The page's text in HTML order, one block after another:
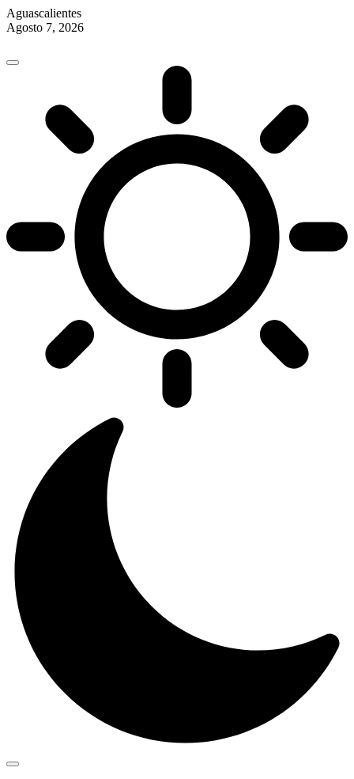
Aguascalientes
Agosto 7, 2026
content